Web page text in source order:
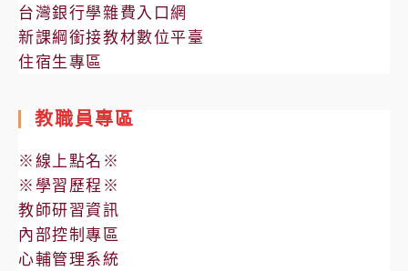
台灣銀行學雜費入口網
新課綱銜接教材數位平臺
住宿生專區
教職員專區
※線上點名※
※學習歷程※
教師研習資訊
內部控制專區
心輔管理系統